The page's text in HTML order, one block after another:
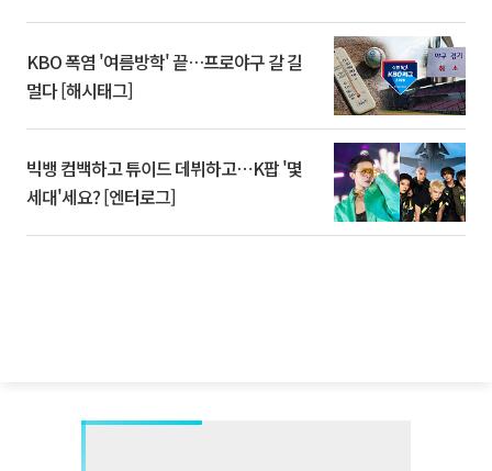
KBO 폭염 '여름방학' 끝…프로야구 갈 길
멀다 [해시태그]
빅뱅 컴백하고 튜이드 데뷔하고⋯K팝 '몇
세대'세요? [엔터로그]